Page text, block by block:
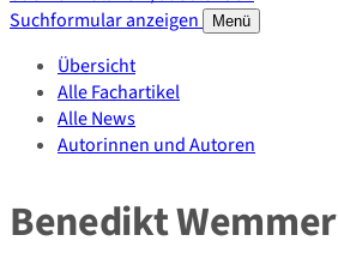
Suchformular anzeigen
Menü
Übersicht
Alle Fachartikel
Alle News
Autorinnen und Autoren
Benedikt Wemmer